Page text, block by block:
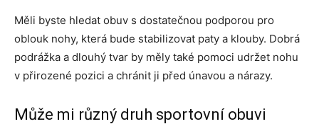
Měli byste hledat obuv s dostatečnou podporou pro
oblouk nohy, která bude stabilizovat paty a klouby. Dobrá
podrážka a dlouhý tvar by měly také pomoci udržet nohu
v přirozené pozici a chránit ji před únavou a nárazy.
Může mi různý druh sportovní obuvi